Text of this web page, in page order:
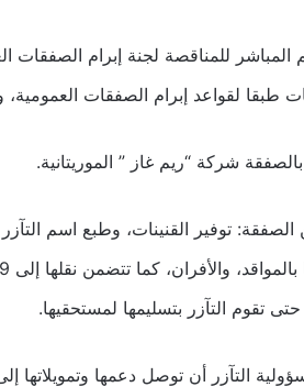
للمناقصة لجنة إبرام الصفقات
طبقا لقواعد إبرام الصفقات العمومية،
شركة “ريم غاز ” الموريتانية.
توفير القنينات، وطبع اسم التآزر
تقوم التآزر بتسليمها لمستحقيها.
التآزر أن توصل دعمها وتمويلاتها